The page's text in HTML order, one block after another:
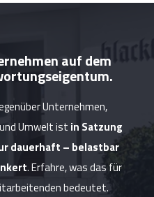
auf dem
Unternehmen,
Umwelt ist in Satzung
dauerhaft – belastbar
. Erfahre, was das für
bedeutet.